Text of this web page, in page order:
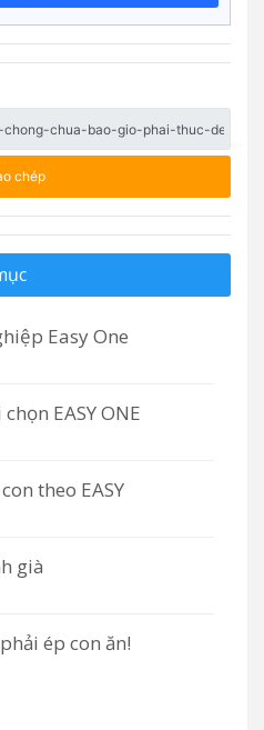
chép
Easy One
EASY ONE
theo EASY
già
ép con ăn!